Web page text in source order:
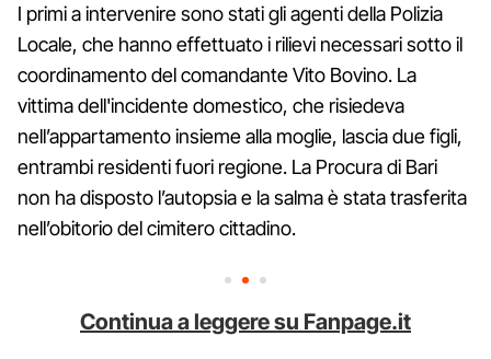
I primi a intervenire sono stati gli agenti della Polizia
Locale, che hanno effettuato i rilievi necessari sotto il
coordinamento del comandante Vito Bovino. La
vittima dell'incidente domestico, che risiedeva
nell’appartamento insieme alla moglie, lascia due figli,
entrambi residenti fuori regione. La Procura di Bari
non ha disposto l’autopsia e la salma è stata trasferita
nell’obitorio del cimitero cittadino.
Continua a leggere su Fanpage.it